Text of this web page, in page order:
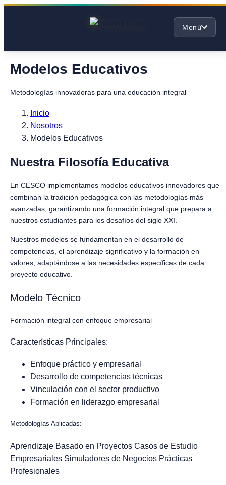
Menú
Modelos Educativos
Metodologías innovadoras para una educación integral
Inicio
Nosotros
Modelos Educativos
Nuestra Filosofía Educativa
En CESCO implementamos modelos educativos innovadores que
combinan la tradición pedagógica con las metodologías más
avanzadas, garantizando una formación integral que prepara a
nuestros estudiantes para los desafíos del siglo XXI.
Nuestros modelos se fundamentan en el desarrollo de
competencias, el aprendizaje significativo y la formación en
valores, adaptándose a las necesidades específicas de cada
proyecto educativo.
Modelo Técnico
Formación integral con enfoque empresarial
Características Principales:
Enfoque práctico y empresarial
Desarrollo de competencias técnicas
Vinculación con el sector productivo
Formación en liderazgo empresarial
Metodologías Aplicadas:
Aprendizaje Basado en Proyectos Casos de Estudio
Empresariales Simuladores de Negocios Prácticas
Profesionales